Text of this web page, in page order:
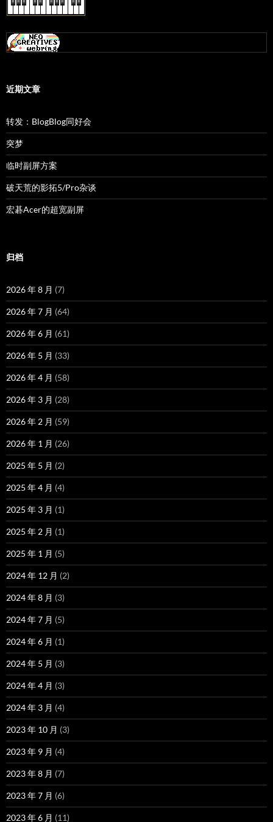
近期文章
转发：BlogBlog同好会
突梦
临时副屏方案
破天荒的影拓5/Pro杂谈
宏碁Acer的超宽副屏
归档
2026 年 8 月 (7)
2026 年 7 月 (64)
2026 年 6 月 (61)
2026 年 5 月 (33)
2026 年 4 月 (58)
2026 年 3 月 (28)
2026 年 2 月 (59)
2026 年 1 月 (26)
2025 年 5 月 (2)
2025 年 4 月 (4)
2025 年 3 月 (1)
2025 年 2 月 (1)
2025 年 1 月 (5)
2024 年 12 月 (2)
2024 年 8 月 (3)
2024 年 7 月 (5)
2024 年 6 月 (1)
2024 年 5 月 (3)
2024 年 4 月 (3)
2024 年 3 月 (4)
2023 年 10 月 (3)
2023 年 9 月 (4)
2023 年 8 月 (7)
2023 年 7 月 (6)
2023 年 6 月 (11)